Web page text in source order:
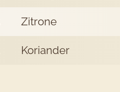
Zitrone
Koriander